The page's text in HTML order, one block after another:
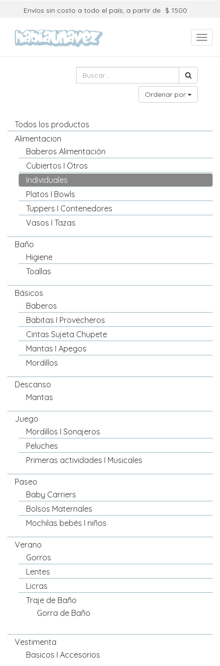
Envíos sin costo a todo el país, a partir de $ 1500
Ordenar por
Todos los productos
Alimentacion
Baberos Alimentación
Cubiertos I Otros
Individuales
Platos I Bowls
Tuppers I Contenedores
Vasos I Tazas
Baño
Higiene
Toallas
Básicos
Baberos
Babitas I Provecheros
Cintas Sujeta Chupete
Mantas I Apegos
Mordillos
Descanso
Mantas
Juego
Mordillos I Sonajeros
Peluches
Primeras actividades I Musicales
Paseo
Baby Carriers
Bolsos Maternales
Mochilas bebés I niños
Verano
Gorros
Lentes
Licras
Traje de Baño
Gorra de Baño
Vestimenta
Basicos I Accesorios